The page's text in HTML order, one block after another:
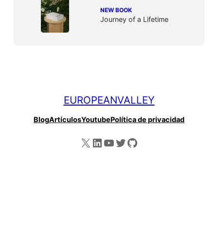
NEW BOOK
Journey of a Lifetime
EUROPEANVALLEY
BlogArtículosYoutubePolítica de privacidad
X LinkedIn YouTube Twitter GitHub